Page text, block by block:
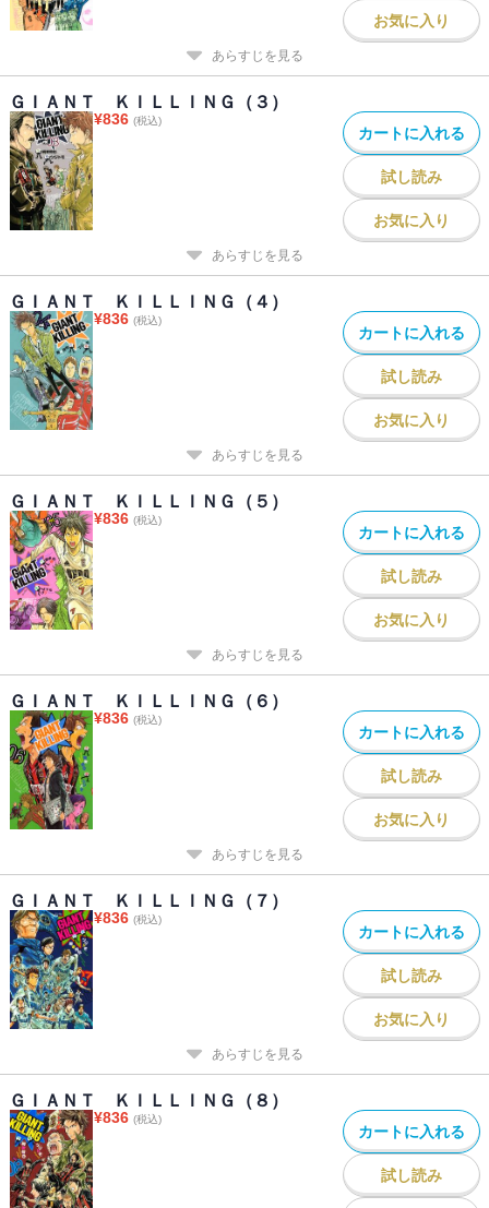
お気に入り
あらすじを見る
ＧＩＡＮＴ ＫＩＬＬＩＮＧ（３）
¥836 (税込)
カートに入れる
試し読み
お気に入り
あらすじを見る
ＧＩＡＮＴ ＫＩＬＬＩＮＧ（４）
¥836 (税込)
カートに入れる
試し読み
お気に入り
あらすじを見る
ＧＩＡＮＴ ＫＩＬＬＩＮＧ（５）
¥836 (税込)
カートに入れる
試し読み
お気に入り
あらすじを見る
ＧＩＡＮＴ ＫＩＬＬＩＮＧ（６）
¥836 (税込)
カートに入れる
試し読み
お気に入り
あらすじを見る
ＧＩＡＮＴ ＫＩＬＬＩＮＧ（７）
¥836 (税込)
カートに入れる
試し読み
お気に入り
あらすじを見る
ＧＩＡＮＴ ＫＩＬＬＩＮＧ（８）
¥836 (税込)
カートに入れる
試し読み